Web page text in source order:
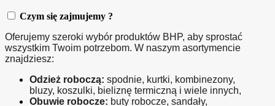
Czym się zajmujemy ?
Oferujemy szeroki wybór produktów BHP, aby sprostać
wszystkim Twoim potrzebom. W naszym asortymencie
znajdziesz:
Odzież roboczą: spodnie, kurtki, kombinezony,
bluzy, koszulki, bieliznę termiczną i wiele innych,
Obuwie robocze: buty robocze, sandały,